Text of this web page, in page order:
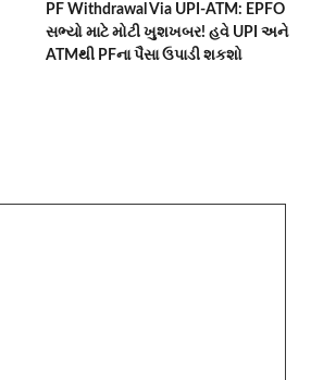
PF Withdrawal Via UPI-ATM: EPFO
સભ્યો માટે મોટી ખુશખબર! હવે UPI અને
ATMથી PFના પૈસા ઉપાડી શકશો